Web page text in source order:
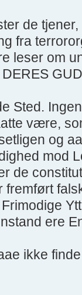
de
fra
leser om
Sted.
være,
og
mod
de
fremført
ere
ikke